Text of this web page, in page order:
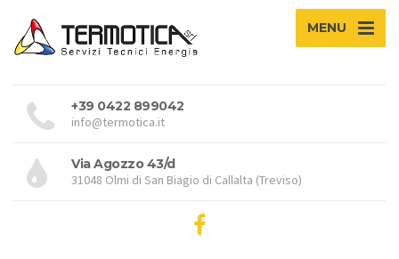
MENU
+39 0422 899042
info@termotica.it
Via Agozzo 43/d
31048 Olmi di San Biagio di Callalta (Treviso)